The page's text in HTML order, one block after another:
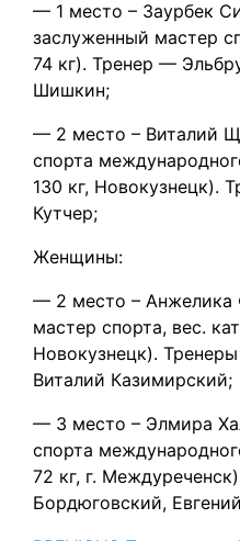
— 1 место – Заурбек
заслуженный мастер
74 кг). Тренер —
Шишкин;
— 2 место – Виталий
спорта
130 кг, Новокузнецк).
Кутчер;
Женщины:
— 2 место – Анжелика
мастер спорта, вес.
Новокузнецк).
Виталий Казимирский;
— 3 место – Элмира
спорта
72 кг, г.
Бордюговский,